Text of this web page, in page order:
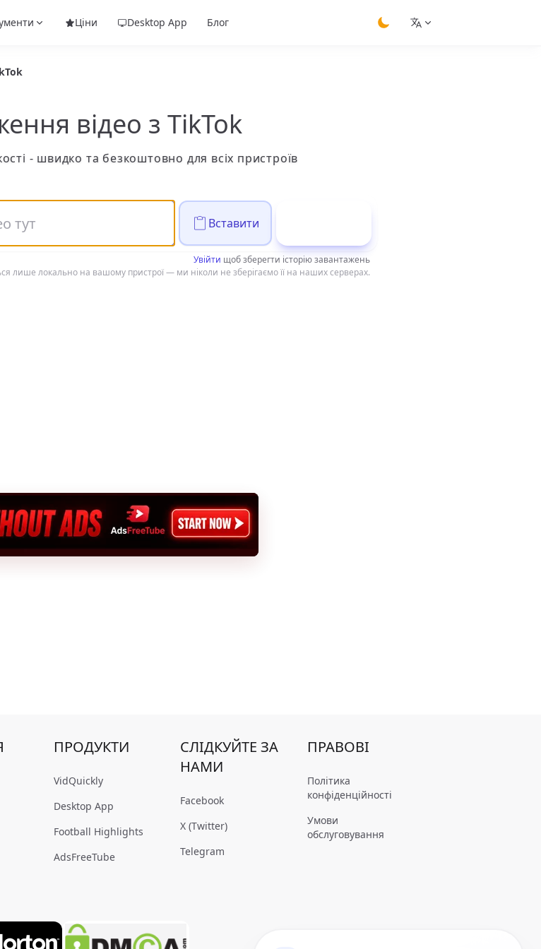
Ціни Desktop App
Блог
відео з TikTok
- швидко та безкоштовно для всіх пристроїв
Вставити
Увійти щоб зберегти історію завантажень
лише локально на вашому пристрої — ми ніколи не зберігаємо її на наших серверах.
ПРОДУКТИ
VidQuickly
Desktop App
Football Highlights
AdsFreeTube
СЛІДКУЙТЕ ЗА
НАМИ
Facebook
X (Twitter)
Telegram
ПРАВОВІ
Політика
конфіденційності
Умови
обслуговування